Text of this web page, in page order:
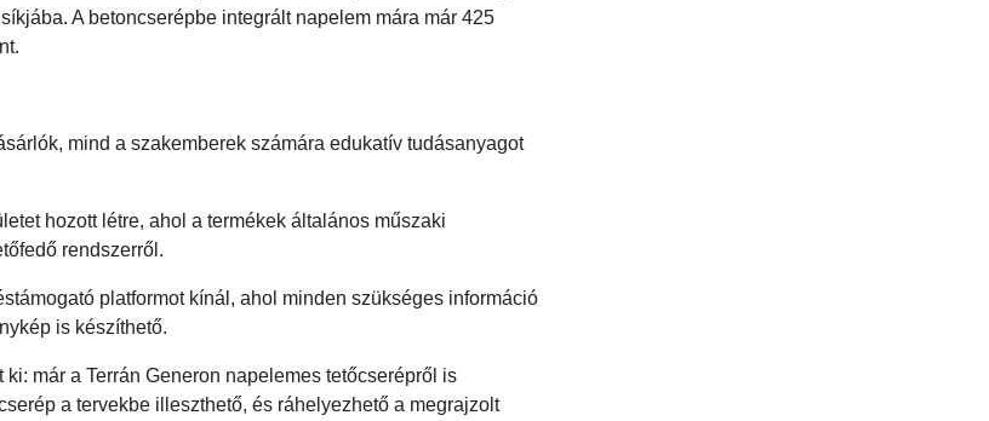
A betoncserépbe integrált napelem mára már 425
mind a szakemberek számára edukatív tudásanyagot
hozott létre, ahol a termékek általános műszaki
rendszerről.
platformot kínál, ahol minden szükséges információ
is készíthető.
már a Terrán Generon napelemes tetőcserépről is
a tervekbe illeszthető, és ráhelyezhető a megrajzolt